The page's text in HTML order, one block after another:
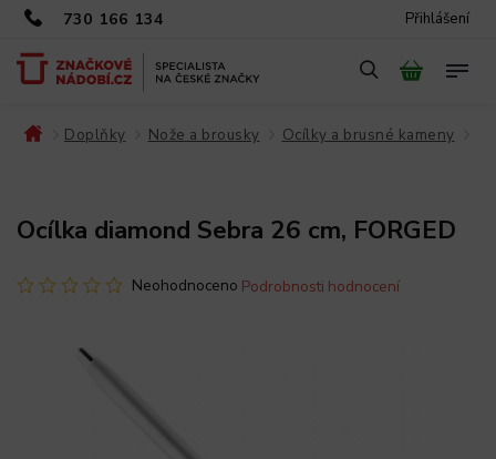
730 166 134 Přihlášení
Doplňky Nože a brousky Ocílky a brusné kameny
Ocílka diamond Sebra 26 cm, FORGED
Neohodnoceno Podrobnosti hodnocení